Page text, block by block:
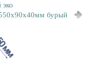
бурый